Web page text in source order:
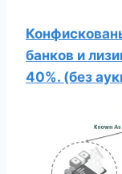
банков и
40%. (без